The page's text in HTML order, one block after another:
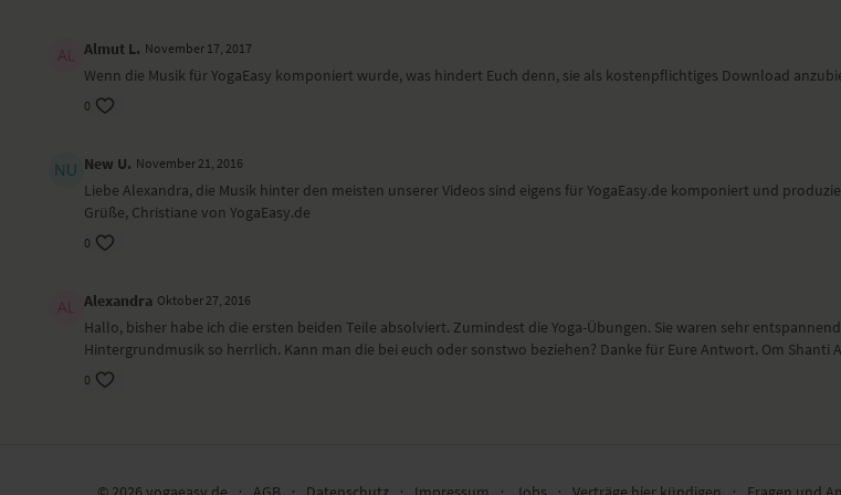
einem anstrengenden Tag wieder zu dir selbst
finden. Wohltuende Yoga-Übungen erden
dich und lö...
Körper bringst und deine Empfindungen
Yin Yoga & Yoga Nidra für Ruhe und Ausgeglichenheit
Dich erwartet eine sanfte Yin Yogastunde, die
Almut L. November 17, 2017
Wenn die Musik für YogaEasy komponiert wurde, was hindert Euch denn, sie als kostenpflichtiges Download
0
New U. November 21, 2016
Liebe Alexandra, die Musik hinter den meisten unserer Videos sind eigens für YogaEasy.de komponiert und
Grüße, Christiane von YogaEasy.de
0
Alexandra Oktober 27, 2016
Hallo, bisher habe ich die ersten beiden Teile absolviert. Zumindest die Yoga-Übungen. Sie waren sehr
Hintergrundmusik so herrlich. Kann man die bei euch oder sonstwo beziehen? Danke für Eure Antwort. Om Shanti
0